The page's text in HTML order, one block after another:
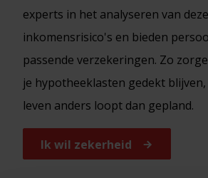
experts in het analyseren van deze
inkomensrisico's en bieden
passende verzekeringen. Zo
je hypotheeklasten gedekt
leven anders loopt dan gepland.
Ik wil zekerheid